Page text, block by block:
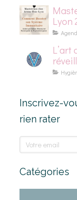
Lyon
L’art
Inscrivez-
rien rater
Votre email
Catégories